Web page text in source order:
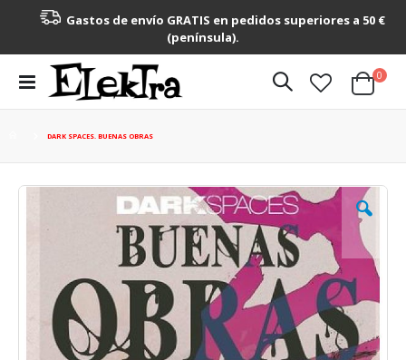
Gastos de envío GRATIS en pedidos superiores a 50 €
(península).
Toggle
Nav
Cart
0
DARK SPACES. BUENAS OBRAS
Saltar
imágenes